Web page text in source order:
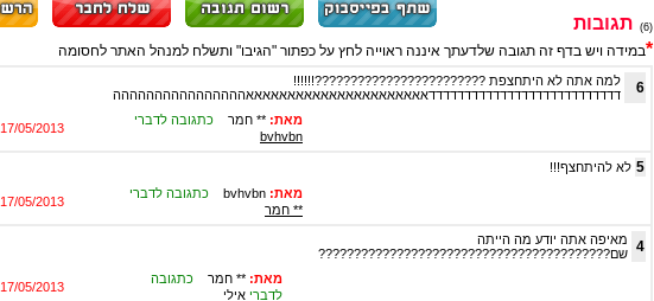
(6)
תגובות
*במידה ויש בדף זה תגובה שלדעתך איננה ראוייה לחץ על כפתור "הגיבו" ותשלח למנהל האתר לחסומה
למה אתה לא היתחצפת ????????????????????????!!!!!!
דדדדדדדדדדדדדדדדדדדדדדדדדדדאאאאאאאאאאאאאאאאאאאאאאהההההההההההההההה
6
17/05/2013
מאת: ** חמר
כתגובה לדברי
bvhvbn
לא להיתחצף!!! 5
17/05/2013
מאת: bvhvbn
כתגובה לדברי
** חמר
מאיפה אתה יודע מה הייתה
שם????????????????????????????????????????? 4
17/05/2013
מאת: ** חמר
כתגובה
לדברי אילי